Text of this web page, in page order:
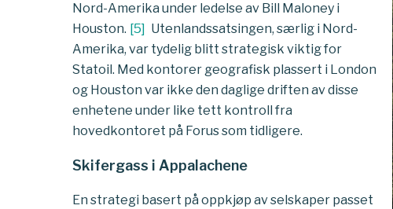
Nord-Amerika under ledelse av Bill Maloney i
Houston. [5] Utenlandssatsingen, særlig i Nord-
Amerika, var tydelig blitt strategisk viktig for
Statoil. Med kontorer geografisk plassert i London
og Houston var ikke den daglige driften av disse
enhetene under like tett kontroll fra
hovedkontoret på Forus som tidligere.
Skifergass i Appalachene
En strategi basert på oppkjøp av selskaper passet